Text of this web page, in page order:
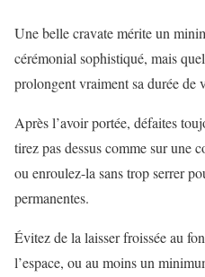
Une belle cravate mérite un
cérémonial sophistiqué, mais
prolongent vraiment sa durée de
Après l’avoir portée, défaites
tirez pas dessus comme sur une
ou enroulez-la sans trop serrer
permanentes.
Évitez de la laisser froissée au
l’espace, ou au moins un